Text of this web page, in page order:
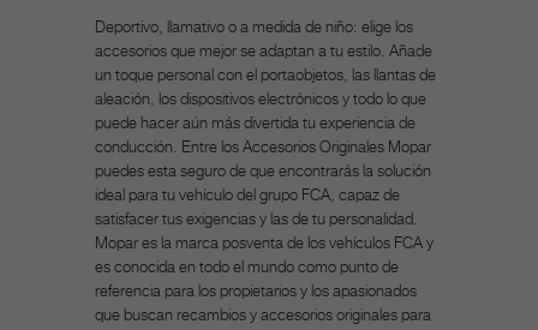
Deportivo, llamativo o a medida de niño: elige los
accesorios que mejor se adaptan a tu estilo. Añade
un toque personal con el portaobjetos, las llantas de
aleación, los dispositivos electrónicos y todo lo que
puede hacer aún más divertida tu experiencia de
conducción. Entre los Accesorios Originales Mopar
puedes esta seguro de que encontrarás la solución
ideal para tu vehículo del grupo FCA, capaz de
satisfacer tus exigencias y las de tu personalidad.
Mopar es la marca posventa de los vehículos FCA y
es conocida en todo el mundo como punto de
referencia para los propietarios y los apasionados
que buscan recambios y accesorios originales para